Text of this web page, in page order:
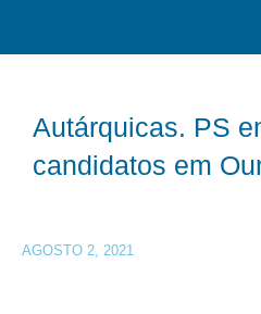
Autárquicas. PS
candidatos em
AGOSTO 2, 2021